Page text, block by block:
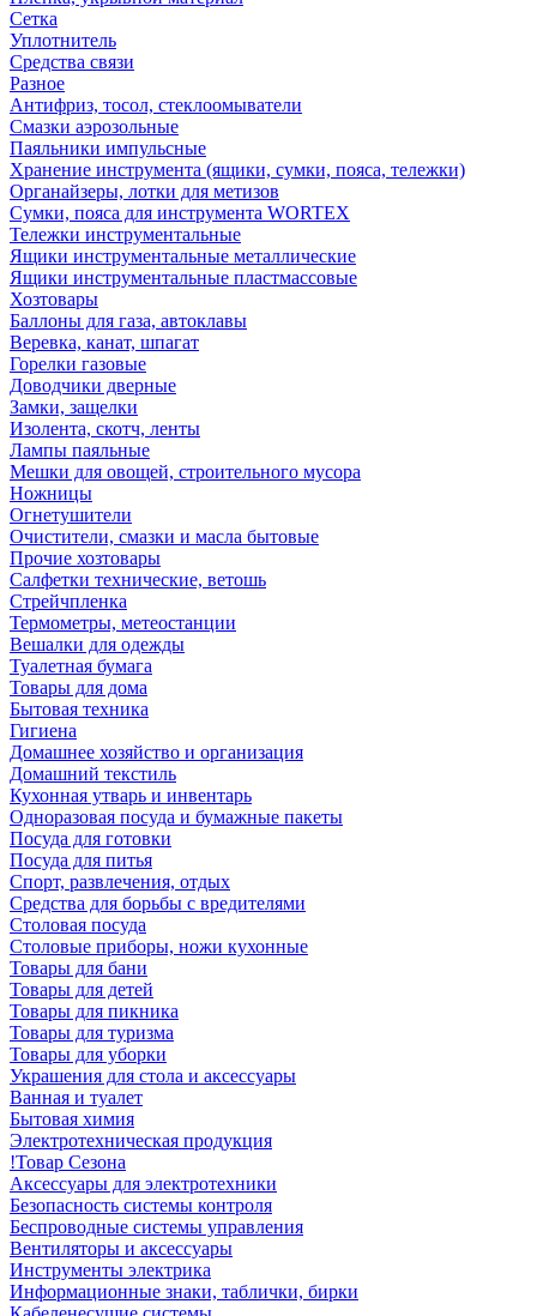
Сетка
Уплотнитель
Средства связи
Разное
Антифриз, тосол, стеклоомыватели
Смазки аэрозольные
Паяльники импульсные
Хранение инструмента (ящики, сумки, пояса, тележки)
Органайзеры, лотки для метизов
Сумки, пояса для инструмента WORTEX
Тележки инструментальные
Ящики инструментальные металлические
Ящики инструментальные пластмассовые
Хозтовары
Баллоны для газа, автоклавы
Веревка, канат, шпагат
Горелки газовые
Доводчики дверные
Замки, защелки
Изолента, скотч, ленты
Лампы паяльные
Мешки для овощей, строительного мусора
Ножницы
Огнетушители
Очистители, смазки и масла бытовые
Прочие хозтовары
Салфетки технические, ветошь
Стрейчпленка
Термометры, метеостанции
Вешалки для одежды
Туалетная бумага
Товары для дома
Бытовая техника
Гигиена
Домашнее хозяйство и организация
Домашний текстиль
Кухонная утварь и инвентарь
Одноразовая посуда и бумажные пакеты
Посуда для готовки
Посуда для питья
Спорт, развлечения, отдых
Средства для борьбы с вредителями
Столовая посуда
Столовые приборы, ножи кухонные
Товары для бани
Товары для детей
Товары для пикника
Товары для туризма
Товары для уборки
Украшения для стола и аксессуары
Ванная и туалет
Бытовая химия
Электротехническая продукция
!Товар Сезона
Аксессуары для электротехники
Безопасность системы контроля
Беспроводные системы управления
Вентиляторы и аксессуары
Инструменты электрика
Информационные знаки, таблички, бирки